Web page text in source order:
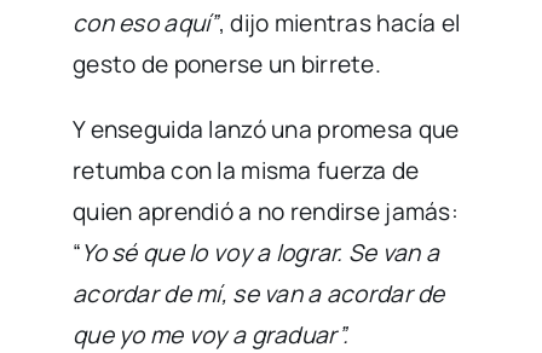
con eso aquí”, dijo mientras hacía el
gesto de ponerse un birrete.
Y enseguida lanzó una promesa que
retumba con la misma fuerza de
quien aprendió a no rendirse jamás:
“Yo sé que lo voy a lograr. Se van a
acordar de mí, se van a acordar de
que yo me voy a graduar”.